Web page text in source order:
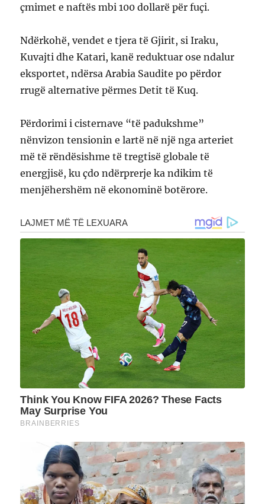
çmimet e naftës mbi 100 dollarë për fuçi.
Ndërkohë, vendet e tjera të Gjirit, si Iraku,
Kuvajti dhe Katari, kanë reduktuar ose ndalur
eksportet, ndërsa Arabia Saudite po përdor
rrugë alternative përmes Detit të Kuq.
Përdorimi i cisternave “të padukshme”
nënvizon tensionin e lartë në një nga arteriet
më të rëndësishme të tregtisë globale të
energjisë, ku çdo ndërprerje ka ndikim të
menjëhershëm në ekonominë botërore.